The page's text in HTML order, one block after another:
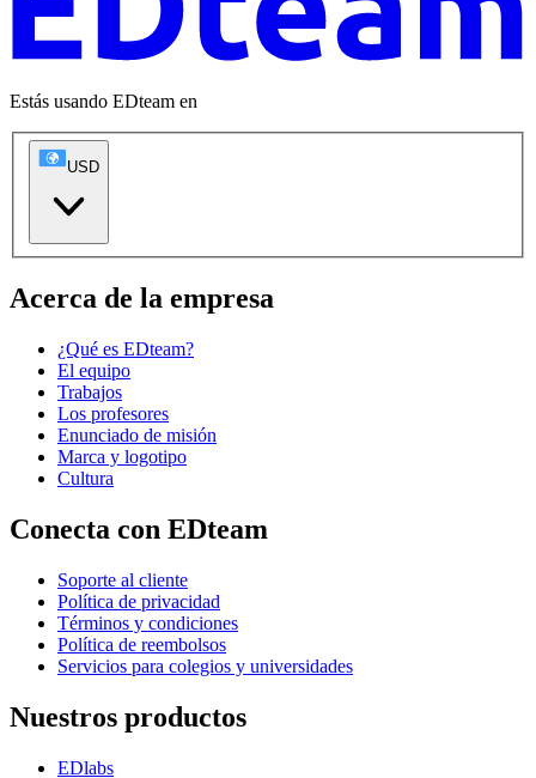
Estás usando EDteam en
USD
Acerca de la empresa
¿Qué es EDteam?
El equipo
Trabajos
Los profesores
Enunciado de misión
Marca y logotipo
Cultura
Conecta con EDteam
Soporte al cliente
Política de privacidad
Términos y condiciones
Política de reembolsos
Servicios para colegios y universidades
Nuestros productos
EDlabs